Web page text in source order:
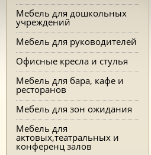
Мебель для дошкольных
учреждений
Мебель для руководителей
Офисные кресла и стулья
Мебель для бара, кафе и
ресторанов
Мебель для зон ожидания
Мебель для
актовых,театральных и
конференц залов